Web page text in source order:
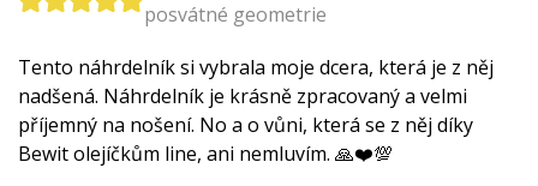
posvátné geometrie
Tento náhrdelník si vybrala moje dcera, která je z něj
nadšená. Náhrdelník je krásně zpracovaný a velmi
příjemný na nošení. No a o vůni, která se z něj díky
Bewit olejíčkům line, ani nemluvím. 🙏❤️💯